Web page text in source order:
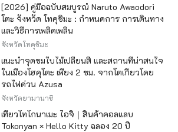
[2026] คู่มือฉบับสมบูรณ์ Naruto Awaodori
โตะ จังหวัด โทคุชิมะ : กำหนดการ การเดินทาง
และวิธีการเพลิดเพลิน
จังหวัดโทคุชิมะ
แนะนำจุดชมใบไม้เปลี่ยนสี และสถานที่น่าสนใจ
ในเมืองโฮคุโตะ เพียง 2 ชม. จากโตเกียวโดย
รถไฟด่วน Azusa
จังหวัดยามานาชิ
เที่ยวโทโกนาเมะ ไอจิ｜สินค้าคอลแลบ
Tokonyan × Hello Kitty ฉลอง 20 ปี